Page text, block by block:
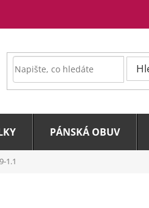
PÁNSKÁ OBUV
1.1